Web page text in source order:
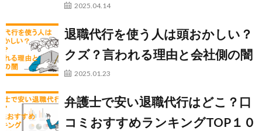
2025.04.14
退職代行を使う人は頭おかしい？
クズ？言われる理由と会社側の闇
2025.01.23
弁護士で安い退職代行はどこ？口
コミおすすめランキングTOP１０